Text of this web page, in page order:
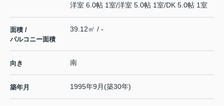
洋室 6.0帖 1室/洋室 5.0帖 1室/DK 5.0帖 1室
面積 /
バルコニー面積
39.12㎡ / -
向き 南
築年月 1995年9月(築30年)